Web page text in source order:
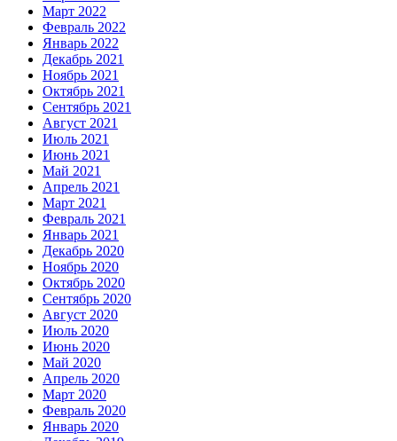
Март 2022
Февраль 2022
Январь 2022
Декабрь 2021
Ноябрь 2021
Октябрь 2021
Сентябрь 2021
Август 2021
Июль 2021
Июнь 2021
Май 2021
Апрель 2021
Март 2021
Февраль 2021
Январь 2021
Декабрь 2020
Ноябрь 2020
Октябрь 2020
Сентябрь 2020
Август 2020
Июль 2020
Июнь 2020
Май 2020
Апрель 2020
Март 2020
Февраль 2020
Январь 2020